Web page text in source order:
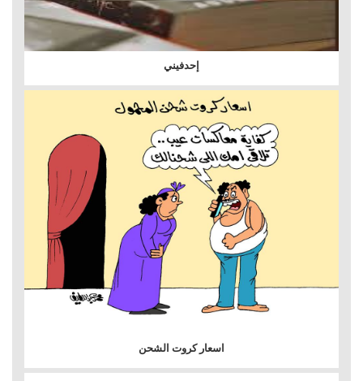
إحدفيني
اسعار كروت الشحن